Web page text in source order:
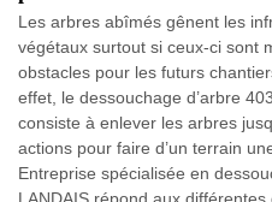
Les arbres abîmés gênent les
végétaux surtout si ceux-ci sont
obstacles pour les futurs
effet, le dessouchage d’arbre
consiste à enlever les arbres
actions pour faire d’un terrain
Entreprise spécialisée en